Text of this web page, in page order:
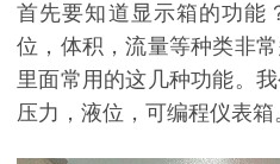
首先要知道显示箱的功能
位，体积，流量等种类非
里面常用的这几种功能。
压力，液位，可编程仪表箱